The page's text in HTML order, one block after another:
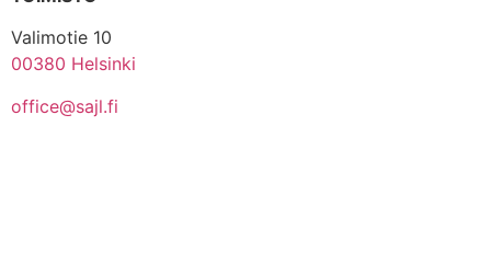
Valimotie 10
00380 Helsinki
office@sajl.fi